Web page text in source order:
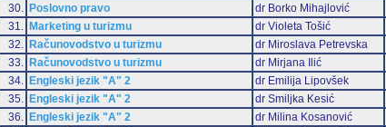
30.
Poslovno pravo dr Borko Mihajlović
31.
Marketing u turizmu dr Violeta Tošić
32.
Računovodstvo u turizmu dr Miroslava Petrevska
33.
Računovodstvo u turizmu dr Mirjana Ilić
34.
Engleski jezik "A" 2 dr Emilija Lipovšek
35.
Engleski jezik "A" 2 dr Smiljka Kesić
36.
Engleski jezik "A" 2 dr Milina Kosanović